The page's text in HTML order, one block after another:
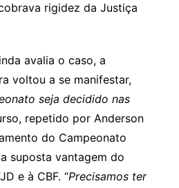
rigidez da Justiça
avalia o caso, a
voltou a se manifestar,
seja decidido nas
repetido por Anderson
do Campeonato
suposta vantagem do
e à CBF. “Precisamos ter